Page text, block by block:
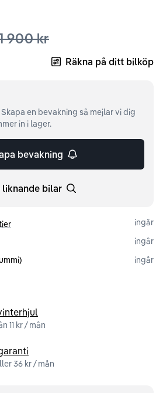
900 kr
example Räkna på ditt bilköp
en bevakning så mejlar vi dig
in i lager.
bevakning
liknande bilar
ingår
ingår
ingår
11 kr / mån
36 kr / mån